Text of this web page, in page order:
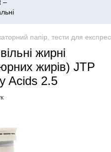
папір, тести для
жирні
жирів) JTP
Acids 2.5